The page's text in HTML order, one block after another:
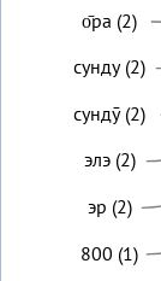
о̄ра (2)
сунду (2)
сундӯ (2)
элэ (2)
эр (2)
800 (1)